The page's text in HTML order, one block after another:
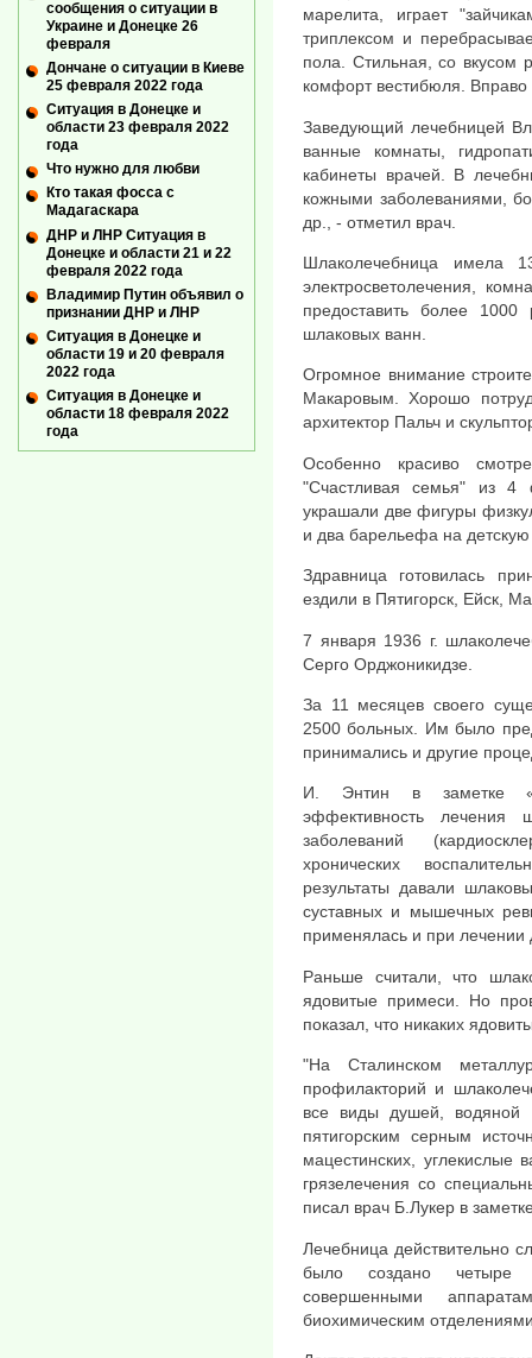
марелита, играет
триплексом и
пола. Стильная, со вкусом
комфорт вестибюля.
Заведующий лечебницей
ванные комнаты,
кабинеты врачей. В
кожными заболеваниями,
др., - отметил врач.
Шлаколечебница имела
электросветолечения,
предоставить более
шлаковых ванн.
Огромное внимание
Макаровым. Хорошо
архитектор Пальч и
Особенно красиво
"Счастливая семья" из
украшали две фигуры
и два барельефа на детскую
Здравница готовилась
ездили в Пятигорск, Ейск,
7 января 1936 г.
Серго Орджоникидзе.
За 11 месяцев своего
2500 больных. Им было
принимались и другие
И. Энтин в заметке «В
эффективность лечения
заболеваний
хронических
результаты давали
суставных и мышечных
применялась и при лечении
Раньше считали, что
ядовитые примеси. Но
показал, что никаких
"На Сталинском
профилакторий и
все виды душей, водяной
пятигорским серным
мацестинских, углекислые
грязелечения со
писал врач Б.Лукер в
Лечебница действительно
было создано четыре
совершенными
биохимическим
сообщения о ситуации в
Украине и Донецке 26
февраля
Дончане о ситуации в Киеве
25 февраля 2022 года
Ситуация в Донецке и
области 23 февраля 2022
года
Что нужно для любви
Кто такая фосса с
Мадагаскара
ДНР и ЛНР Ситуация в
Донецке и области 21 и 22
февраля 2022 года
Владимир Путин объявил о
признании ДНР и ЛНР
Ситуация в Донецке и
области 19 и 20 февраля
2022 года
Ситуация в Донецке и
области 18 февраля 2022
года